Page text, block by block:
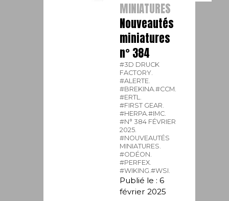
MINIATURES
Nouveautés
miniatures
n° 384
#3D DRUCK
FACTORY.
#ALERTE.
#BREKINA.#CCM.
#ERTL.
#FIRST GEAR.
#HERPA.#IMC.
#N° 384 FÉVRIER
2025.
#NOUVEAUTÉS
MINIATURES.
#ODÉON.
#PERFEX.
#WIKING.#WSI.
Publié le : 6
février 2025